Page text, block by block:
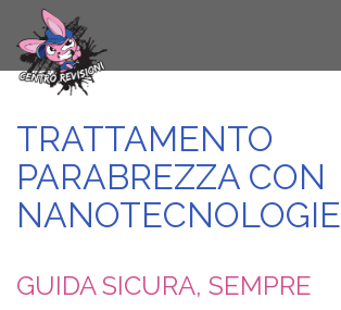
Salta
contenuto
principale
TRATTAMENTO
PARABREZZA CON
NANOTECNOLOGIE
GUIDA SICURA, SEMPRE